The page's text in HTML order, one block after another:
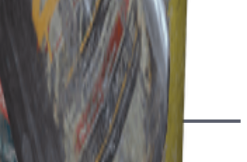
בעת מיחזור, תקבל